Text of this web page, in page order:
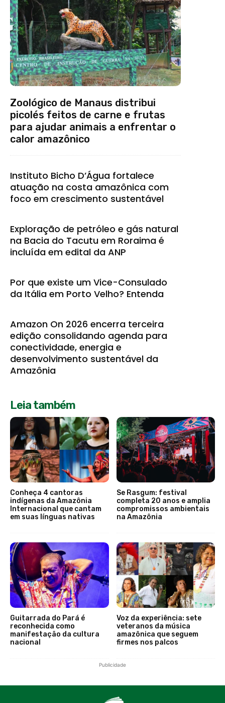
Zoológico de Manaus distribui
picolés feitos de carne e frutas
para ajudar animais a enfrentar o
calor amazônico
Instituto Bicho D’Água fortalece
atuação na costa amazônica com
foco em crescimento sustentável
Exploração de petróleo e gás natural
na Bacia do Tacutu em Roraima é
incluída em edital da ANP
Por que existe um Vice-Consulado
da Itália em Porto Velho? Entenda
Amazon On 2026 encerra terceira
edição consolidando agenda para
conectividade, energia e
desenvolvimento sustentável da
Amazônia
Leia também
Conheça 4 cantoras
indígenas da Amazônia
Internacional que cantam
em suas línguas nativas
Se Rasgum: festival
completa 20 anos e amplia
compromissos ambientais
na Amazônia
Guitarrada do Pará é
reconhecida como
manifestação da cultura
nacional
Voz da experiência: sete
veteranos da música
amazônica que seguem
firmes nos palcos
Publicidade